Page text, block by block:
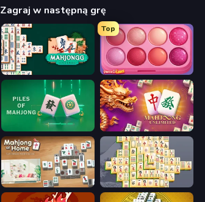
Zagraj w następną grę
Mahjongg Solitaire
Top
Piece of Cake: Merge and Bake
Piles of Mahjong Mahjong Unlimited
Scandinavian Mahjong Mahjong Online